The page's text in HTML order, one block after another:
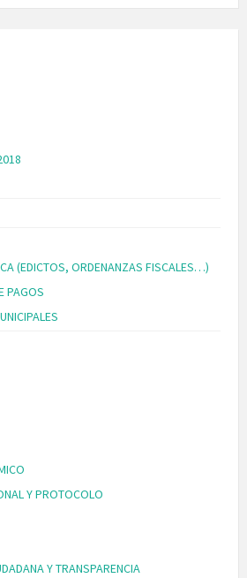
(EDICTOS, ORDENANZAS FISCALES…)
PAGOS
Y PROTOCOLO
Y TRANSPARENCIA